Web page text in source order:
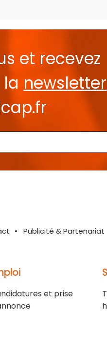
et recevez
newsletter
Publicité & Partenariat
et prise